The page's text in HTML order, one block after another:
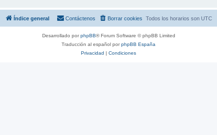
Índice general Todos los horarios son UTC
Borrar cookies
Contáctenos
Desarrollado porphpBB® Forum Software © phpBB Limited
Traducción al español porphpBB España
Privacidad | Condiciones